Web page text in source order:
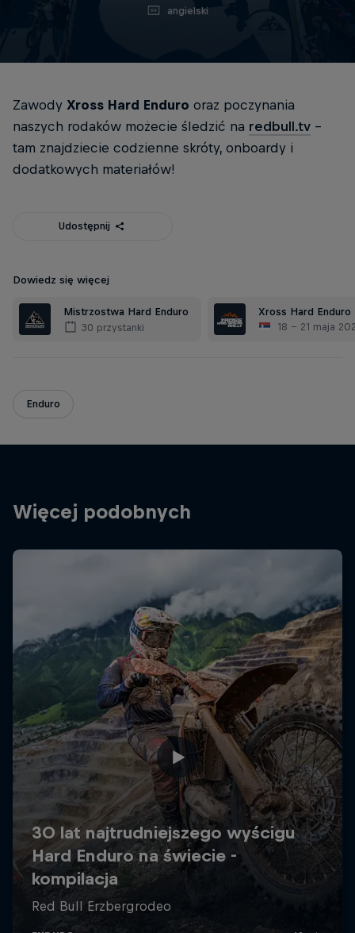
angielski
Zawody Xross Hard Enduro oraz poczynania
naszych rodaków możecie śledzić na redbull.tv -
tam znajdziecie codzienne skróty, onboardy i
dodatkowych materiałów!
Udostępnij
Dowiedz się więcej
Mistrzostwa Hard Enduro
30 przystanki
Xross Hard Enduro
18 – 21 maja
Enduro
Więcej podobnych